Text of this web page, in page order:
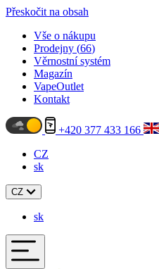
Přeskočit na obsah
Vše o nákupu
Prodejny (66)
Věrnostní systém
Magazín
VapeOutlet
Kontakt
+420 377 433 166
CZ
sk
CZ
sk